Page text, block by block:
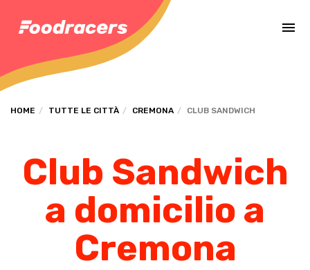
HOME TUTTE LE CITTÀ CREMONA CLUB SANDWICH
Club Sandwich
a domicilio a
Cremona